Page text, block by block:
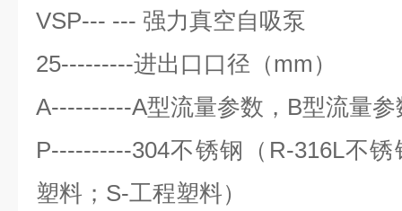
VSP--- --- 强力真空自吸泵
25---------进出口口径（mm）
A----------A型流量参数，B型流量
P----------304不锈钢（R-316L不
塑料；S-工程塑料）